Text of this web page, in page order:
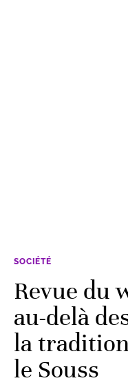
SOCIÉTÉ
Revue du
au-delà
la
le Souss